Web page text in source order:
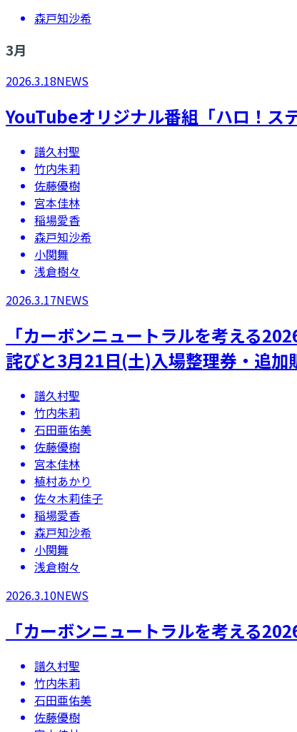
森戸知沙希
3月
2026.3.18NEWS
YouTubeオリジナル番組「ハロ！
譜久村聖
竹内朱莉
佐藤優樹
宮本佳林
稲場愛香
森戸知沙希
小関舞
浅倉樹々
2026.3.17NEWS
「カーボンニュートラルを考える
詫びと3月21日(土)入場整理券・追加
譜久村聖
竹内朱莉
石田亜佑美
佐藤優樹
宮本佳林
植村あかり
佐々木莉佳子
稲場愛香
森戸知沙希
小関舞
浅倉樹々
2026.3.10NEWS
「カーボンニュートラルを考える
譜久村聖
竹内朱莉
石田亜佑美
佐藤優樹